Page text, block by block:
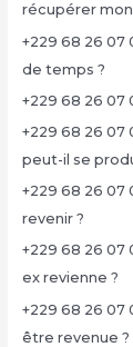
récupérer mon
+229 68 26 07
de temps ?
+229 68 26 07
+229 68 26
peut-il se
+229 68 26 07
revenir ?
+229 68 26 07
ex revienne ?
+229 68 26 07
être revenue ?